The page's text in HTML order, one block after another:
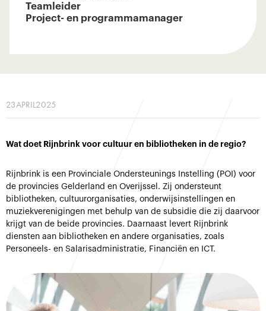
Teamleider
Project- en programmamanager
23APRIL2025
Wat doet Rijnbrink voor cultuur en bibliotheken in de regio?
Rijnbrink is een Provinciale Ondersteunings Instelling (POI) voor
de provincies Gelderland en Overijssel. Zij ondersteunt
bibliotheken, cultuurorganisaties, onderwijsinstellingen en
muziekverenigingen met behulp van de subsidie die zij daarvoor
krijgt van de beide provincies. Daarnaast levert Rijnbrink
diensten aan bibliotheken en andere organisaties, zoals
Personeels- en Salarisadministratie, Financiën en ICT.